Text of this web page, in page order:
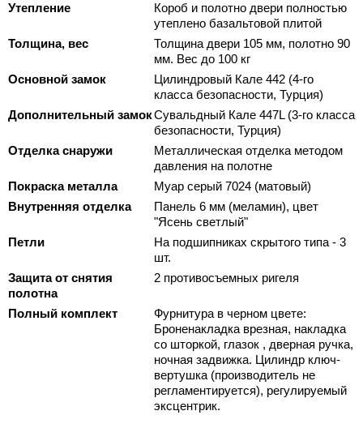
Утепление
Короб и полотно двери полностью
утеплено базальтовой плитой
Толщина, вес
Толщина двери 105 мм, полотно 90
мм. Вес до 100 кг
Основной замок
Цилиндровый Кале 442 (4-го
класса безопасности, Турция)
Дополнительный замокСувальдный Кале 447L (3-го класса
безопасности, Турция)
Отделка снаружи
Металлическая отделка методом
давления на полотне
Покраска металла
Муар серый 7024 (матовый)
Внутренняя отделка
Панель 6 мм (меламин), цвет
"Ясень светлый"
Петли
На подшипниках скрытого типа - 3
шт.
Защита от снятия
полотна
2 противосъемных ригеля
Полный комплект
Фурнитура в черном цвете:
Броненакладка врезная, накладка
со шторкой, глазок , дверная ручка,
ночная задвижка. Цилиндр ключ-
вертушка (производитель не
регламентируется), регулируемый
эксцентрик.